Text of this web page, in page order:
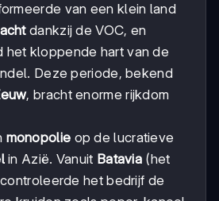
van een klein land
dankzij de VOC, en
het kloppende hart van de
Deze periode, bekend
, bracht enorme rijkdom
monopolie op de lucratieve
in Azië. Vanuit Batavia (het
het bedrijf de